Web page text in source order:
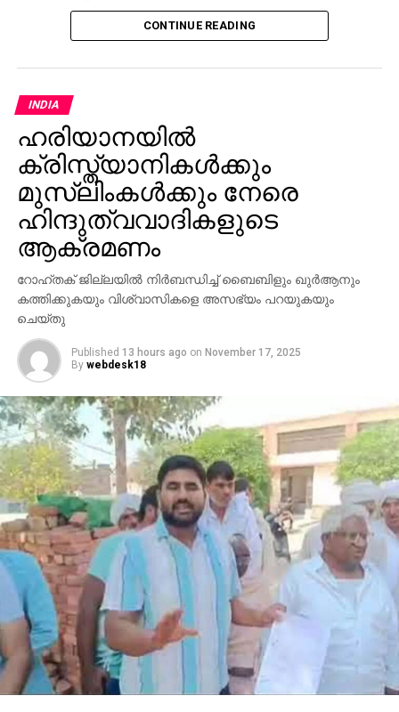
സഹായിക്കുന്നതിനുമായി തെലങ്കാന സംസ്ഥാന
ന്യൂനപക്ഷ ക്ഷേമ മന്ത്രി മുഹമ്മദ് അസ്ഹറുദ്ദീന്റെ
സമുദായത്തില്‍ നിന്നുള്ള ഒരു മുതിര്‍ന്ന
ഉദ്യോഗസ്ഥനും ഉള്‍പ്പെടും. കൂടാതെ, മരിച്ച ഓരോ
തീര്‍ഥാടകരുടെയും കുടുംബത്തില്‍ നിന്ന് രണ്ട്
അംഗങ്ങളെ വീതം തെലങ്കാന സര്‍ക്കാറിന്റെ ചെലവില്‍
സൗദിയിലേക്ക് കൊണ്ടുപോകുന്നതിനുള്ള
ക്രമീകരണങ്ങളും ഒരുക്കുന്നുണ്ട്.
CONTINUE READING
INDIA
ഹരിയാനയില്‍
ക്രിസ്ത്യാനികള്‍ക്കും
മുസ്‌ലിംകള്‍ക്കും നേരെ
ഹിന്ദുത്വവാദികളുടെ
ആക്രമണം
റോഹ്തക് ജില്ലയില്‍ നിര്‍ബന്ധിച്ച് ബൈബിളും ഖുര്‍ആനും
കത്തിക്കുകയും വിശ്വാസികളെ അസഭ്യം പറയുകയും
ചെയ്തു
Published 13 hours ago on November 17, 2025
By webdesk18